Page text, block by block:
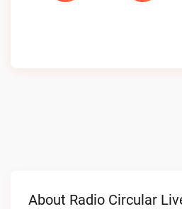
About Radio Circular